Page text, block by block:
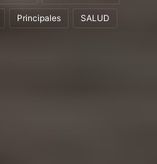
Principales SALUD